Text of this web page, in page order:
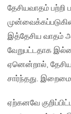
தேசியவாதம் பற்றி
இத்தேசிய வாதம்
வேறுபட்டதாக
ஏனென்றால்,
சார்ந்தது.
ஏற்கனவே